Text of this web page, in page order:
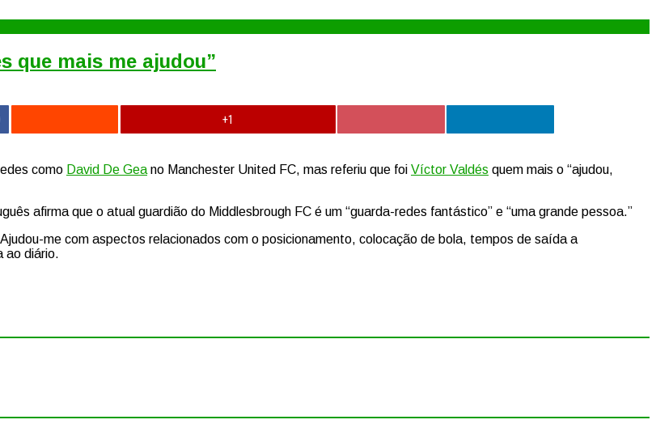
que mais me ajudou”
+1
como David De Gea no Manchester United FC, mas referiu que foi Víctor Valdés quem mais o “ajudou,
afirma que o atual guardião do Middlesbrough FC é um “guarda-redes fantástico” e “uma grande pessoa.”
me com aspectos relacionados com o posicionamento, colocação de bola, tempos de saída a
ao diário.